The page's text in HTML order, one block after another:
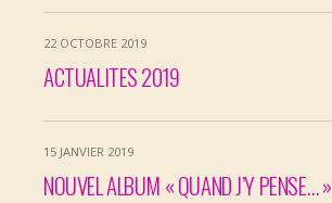
22 OCTOBRE 2019
ACTUALITES 2019
15 JANVIER 2019
NOUVEL ALBUM « QUAND J’Y PENSE… »